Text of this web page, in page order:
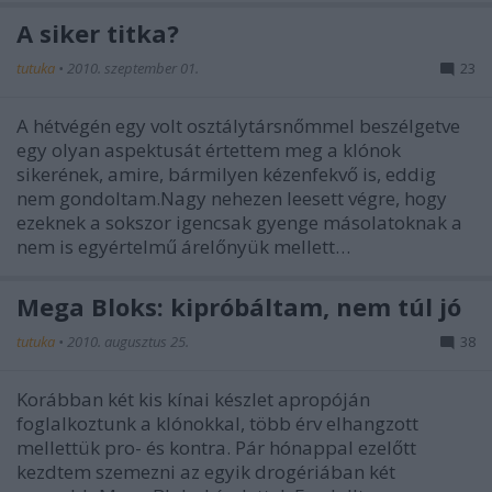
A siker titka?
tutuka • 2010. szeptember 01. 23
A hétvégén egy volt osztálytársnőmmel beszélgetve
egy olyan aspektusát értettem meg a klónok
sikerének, amire, bármilyen kézenfekvő is, eddig
nem gondoltam.Nagy nehezen leesett végre, hogy
ezeknek a sokszor igencsak gyenge másolatoknak a
nem is egyértelmű árelőnyük mellett…
Mega Bloks: kipróbáltam, nem túl jó
tutuka • 2010. augusztus 25. 38
Korábban két kis kínai készlet apropóján
foglalkoztunk a klónokkal, több érv elhangzott
mellettük pro- és kontra. Pár hónappal ezelőtt
kezdtem szemezni az egyik drogériában két